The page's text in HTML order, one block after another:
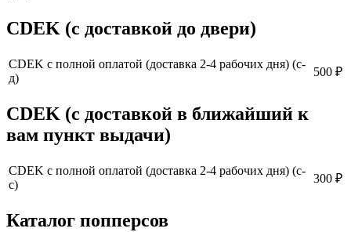
CDEK (с доставкой до двери)
CDEK с полной оплатой (доставка 2-4 рабочих дня) (с-
д)
500 ₽
CDEK (с доставкой в ближайший к
вам пункт выдачи)
CDEK с полной оплатой (доставка 2-4 рабочих дня) (с-
с)
300 ₽
Каталог попперсов